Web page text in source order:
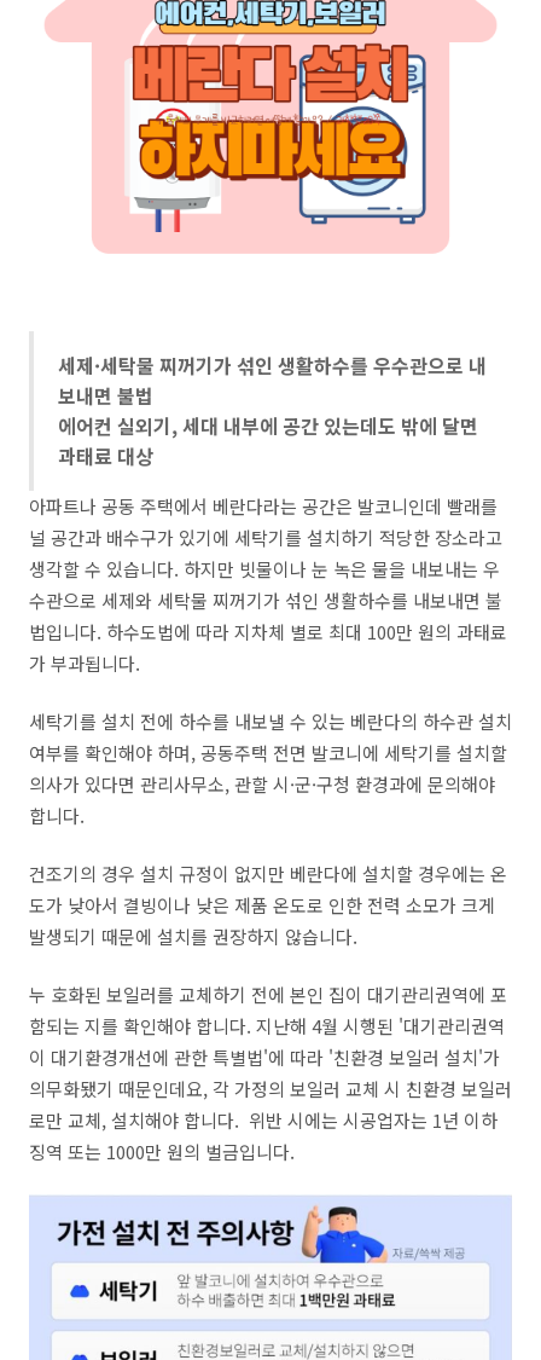
세제·세탁물 찌꺼기가 섞인 생활하수를 우수관으로 내
보내면 불법
에어컨 실외기, 세대 내부에 공간 있는데도 밖에 달면
과태료 대상
아파트나 공동 주택에서 베란다라는 공간은 발코니인데 빨래를
널 공간과 배수구가 있기에 세탁기를 설치하기 적당한 장소라고
생각할 수 있습니다. 하지만 빗물이나 눈 녹은 물을 내보내는 우
수관으로 세제와 세탁물 찌꺼기가 섞인 생활하수를 내보내면 불
법입니다. 하수도법에 따라 지차체 별로 최대 100만 원의 과태료
가 부과됩니다.
세탁기를 설치 전에 하수를 내보낼 수 있는 베란다의 하수관 설치
여부를 확인해야 하며, 공동주택 전면 발코니에 세탁기를 설치할
의사가 있다면 관리사무소, 관할 시·군·구청 환경과에 문의해야
합니다.
건조기의 경우 설치 규정이 없지만 베란다에 설치할 경우에는 온
도가 낮아서 결빙이나 낮은 제품 온도로 인한 전력 소모가 크게
발생되기 때문에 설치를 권장하지 않습니다.
누 호화된 보일러를 교체하기 전에 본인 집이 대기관리권역에 포
함되는 지를 확인해야 합니다. 지난해 4월 시행된 '대기관리권역
이 대기환경개선에 관한 특별법'에 따라 '친환경 보일러 설치'가
의무화됐기 때문인데요, 각 가정의 보일러 교체 시 친환경 보일러
로만 교체, 설치해야 합니다. 위반 시에는 시공업자는 1년 이하
징역 또는 1000만 원의 벌금입니다.